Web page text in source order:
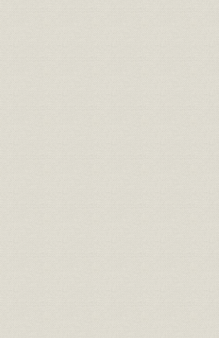
経営;資産 資産利廻表
経営
第三十五期末現在契約地方分布
表
経営
第三十五期末現在契約の人口に
対する地方分布表(件数)
経営
第三十五期末現在契約の人口に
対する地方分布表(金額)
経営
第三十五期末現在契約金額別統
計表
経営
第三十五期末現在被保険者年齢
分布表
経営 期別性別統計表
経営
第三十五期末現在契約種類別比
較統計表
経営 新契約月別統計表 明治35年~
経営 期別新契約統計表
経営 期別地方別新契約統計表
経営 新契約年齢別平均保険金額表
経営
最近十年間新契約職業別平均保
険金額表